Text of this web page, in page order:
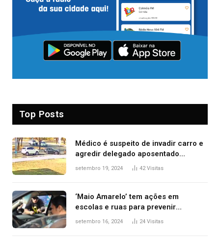
Top Posts
Médico é suspeito de invadir carro e
agredir delegado aposentado
durante confusão no trânsito
setembro 19, 2024 42Visitas
‘Maio Amarelo’ tem ações em
escolas e ruas para prevenir
acidentes no trânsito no AP
setembro 16, 2024 24 Visitas